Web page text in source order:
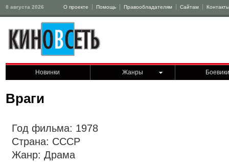
8 августа 2026 О проекте Помощь Правообладателям Сайтам Контакты
Новинки Жанры Боевики
Враги
Год фильма: 1978
Страна: СССР
Жанр: Драма